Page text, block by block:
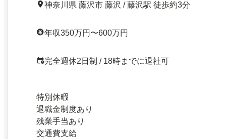
神奈川県 藤沢市 藤沢 / 藤沢駅 徒歩約3分
年収350万円〜600万円
完全週休2日制 / 18時までに退社可
特別休暇
退職金制度あり
残業手当あり
交通費支給